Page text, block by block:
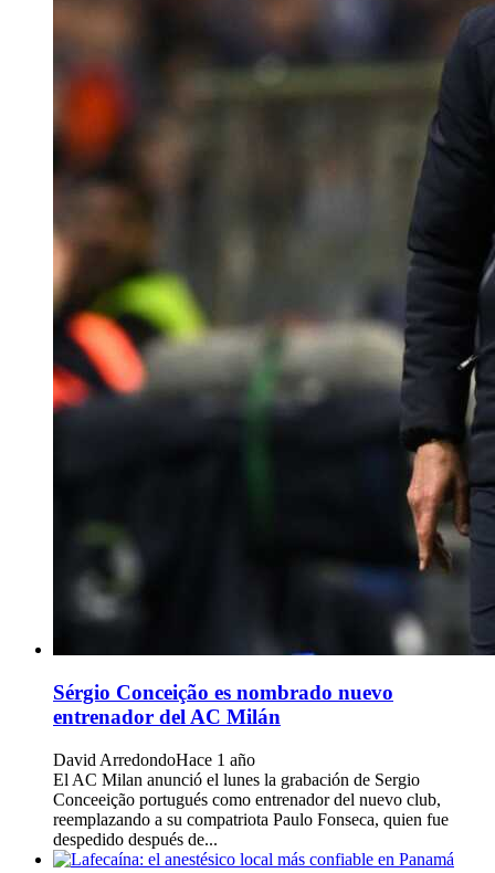
Sérgio Conceição es nombrado nuevo
entrenador del AC Milán
David ArredondoHace 1 año
El AC Milan anunció el lunes la grabación de Sergio
Conceeição portugués como entrenador del nuevo club,
reemplazando a su compatriota Paulo Fonseca, quien fue
despedido después de...